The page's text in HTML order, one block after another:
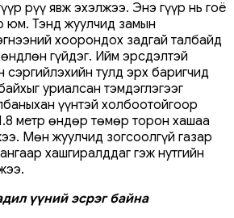
рүү явж эхэлжээ. Энэ гүүр нь гоё
юм. Тэнд жуулчид замын
хоорондох задгай талбайд
гүйдэг. Ийм эрсдэлтэй
сэргийлэхийн тулд эрх баригчид
уриалсан тэмдэглэгээг
үүнтэй холбоотойгоор
метр өндөр төмөр торон хашаа
Мөн жуулчид зогсоолгүй газар
хашгиралддаг гэж нутгийн
үүний эсрэг байна